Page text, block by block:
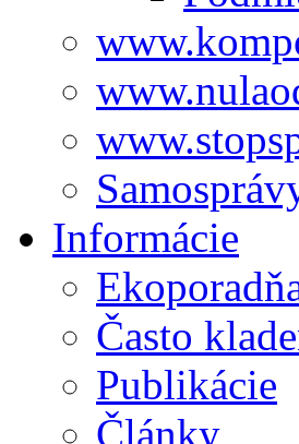
Informácie
Často
Publikácie
Články